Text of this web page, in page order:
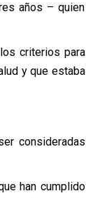
años – quien
criterios para
y que estaba
consideradas
han cumplido